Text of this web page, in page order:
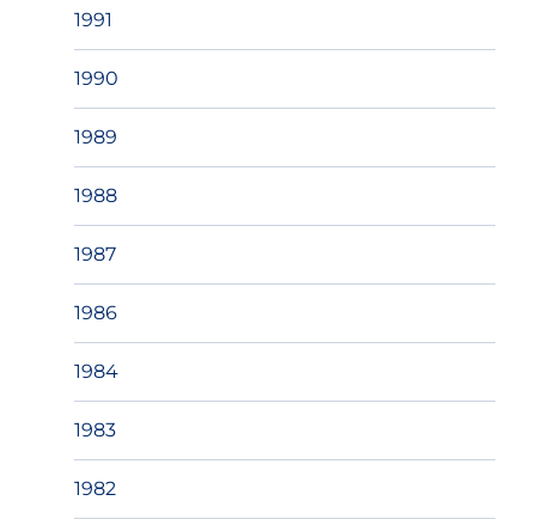
1991
1990
1989
1988
1987
1986
1984
1983
1982